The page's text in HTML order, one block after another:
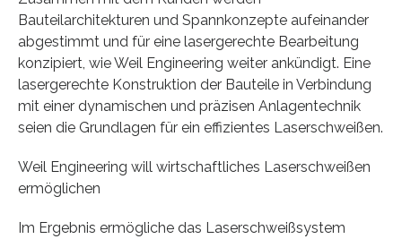
Bauteilarchitekturen und Spannkonzepte aufeinander
abgestimmt und für eine lasergerechte Bearbeitung
konzipiert, wie Weil Engineering weiter ankündigt. Eine
lasergerechte Konstruktion der Bauteile in Verbindung
mit einer dynamischen und präzisen Anlagentechnik
seien die Grundlagen für ein effizientes Laserschweißen.
Weil Engineering will wirtschaftliches Laserschweißen
ermöglichen
Im Ergebnis ermögliche das Laserschweißsystem